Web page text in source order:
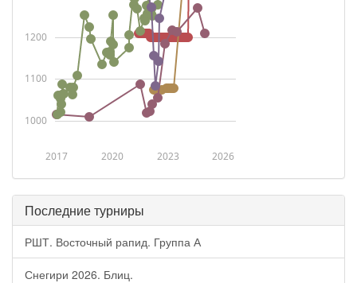
2017 2020 2023 2026
1000
1100
1200
Последние турниры
РШТ. Восточный рапид. Группа А
Снегири 2026. Блиц.